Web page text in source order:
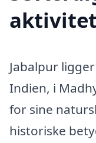
Jabalpur
Indien, i
for sine
historiske